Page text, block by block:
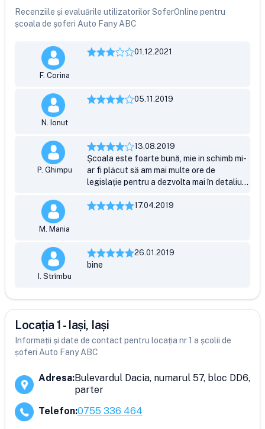
Recenziile și evaluările utilizatorilor SoferOnline pentru
școala de șoferi Auto Fany ABC
F. Corina
01.12.2021
N. Ionut
05.11.2019
P. Ghimpu
13.08.2019
Școala este foarte bună, mie in schimb mi-
ar fi plăcut să am mai multe ore de
legislație pentru a dezvolta mai în detaliu
M. Mania
17.04.2019
I. Strîmbu
26.01.2019
bine
Locația 1 - Iași, Iași
Informații și date de contact pentru locația nr 1 a școlii de
șoferi Auto Fany ABC
Adresa:Bulevardul Dacia, numarul 57, bloc DD6,
parter
Telefon:0755 336 464